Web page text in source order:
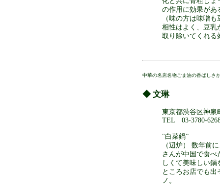
の作用に効果があ
（味の方は味噌
相性はよく、豆乳
取り除いてくれる
中華の名店名物ごま油の香ばしさ
◆ 文琳
東京都渋谷区神泉
TEL 03-3780-
"白菜鍋”
（辺炉） 数年前
さんが中国で食べ
しくて美味しい
ところお店でも
ノ。